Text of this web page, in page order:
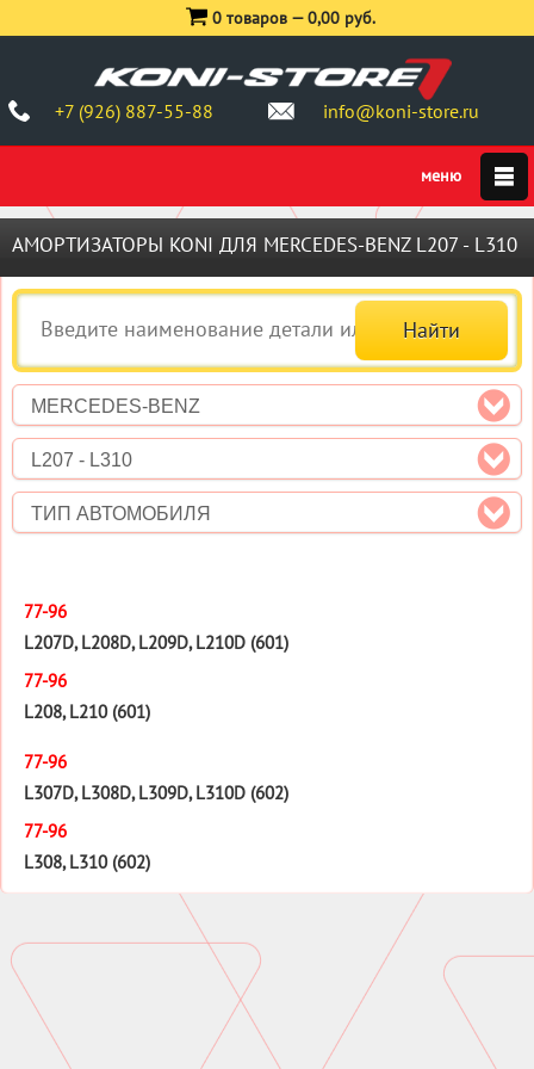
+7 (926) 887-55-88 info@koni-store.ru
0 товаров —0,00 руб.
АМОРТИЗАТОРЫ KONI ДЛЯ MERCEDES-BENZ L207 - L310
MERCEDES-BENZ
L207 - L310
ТИП АВТОМОБИЛЯ
77-96
L207D, L208D, L209D, L210D (601)
77-96
L208, L210 (601)
77-96
L307D, L308D, L309D, L310D (602)
77-96
L308, L310 (602)